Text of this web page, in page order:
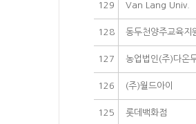
129 Van Lang Univ.
128 동두천양주교육지
127 농업법인(주)다온
126 (주)월드아이
125 롯데백화점